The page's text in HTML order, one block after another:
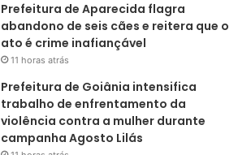
Prefeitura de Aparecida flagra
abandono de seis cães e reitera que o
ato é crime inafiançável
11 horas atrás
Prefeitura de Goiânia intensifica
trabalho de enfrentamento da
violência contra a mulher durante
campanha Agosto Lilás